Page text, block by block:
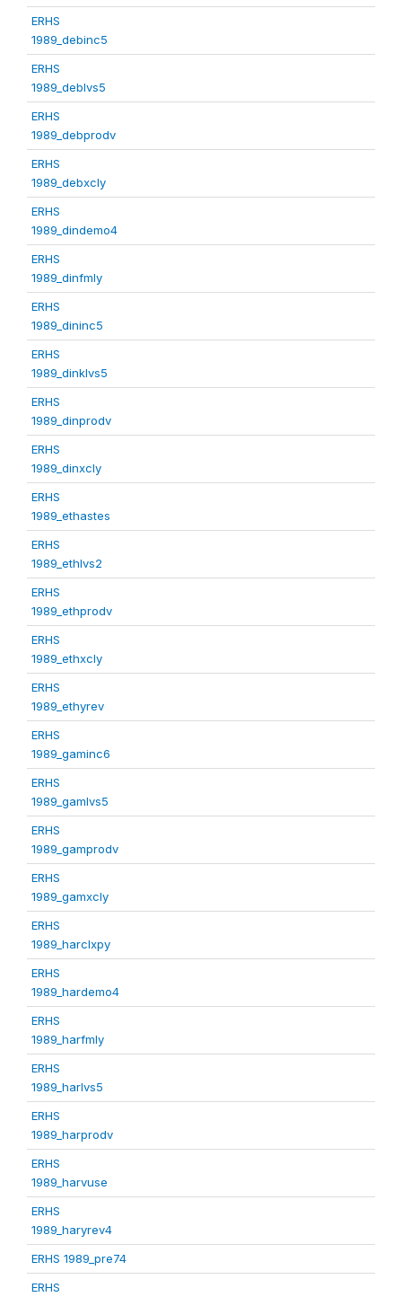
ERHS
1989_debinc5
ERHS
1989_deblvs5
ERHS
1989_debprodv
ERHS
1989_debxcly
ERHS
1989_dindemo4
ERHS
1989_dinfmly
ERHS
1989_dininc5
ERHS
1989_dinklvs5
ERHS
1989_dinprodv
ERHS
1989_dinxcly
ERHS
1989_ethastes
ERHS
1989_ethlvs2
ERHS
1989_ethprodv
ERHS
1989_ethxcly
ERHS
1989_ethyrev
ERHS
1989_gaminc6
ERHS
1989_gamlvs5
ERHS
1989_gamprodv
ERHS
1989_gamxcly
ERHS
1989_harclxpy
ERHS
1989_hardemo4
ERHS
1989_harfmly
ERHS
1989_harlvs5
ERHS
1989_harprodv
ERHS
1989_harvuse
ERHS
1989_haryrev4
ERHS 1989_pre74
ERHS